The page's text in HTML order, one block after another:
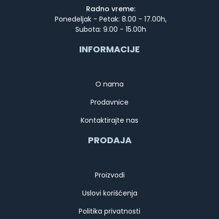
Radno vreme:
Ponedeljak - Petak: 8.00 - 17.00h,
Subota: 9.00 - 15.00h
INFORMACIJE
O nama
Prodavnice
Kontaktirajte nas
PRODAJA
Proizvodi
Uslovi korišćenja
Politika privatnosti